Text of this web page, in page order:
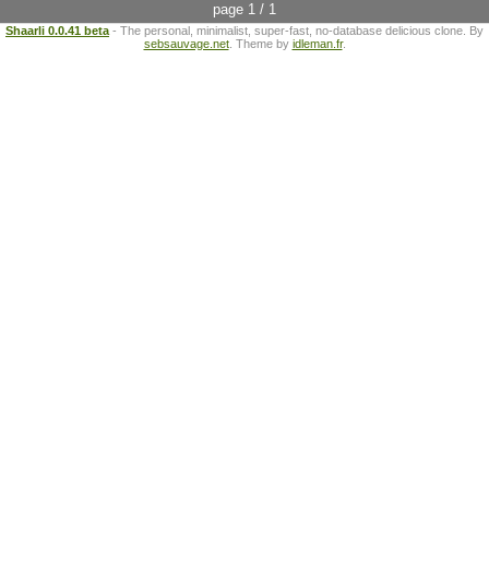
page 1 / 1
Shaarli 0.0.41 beta - The personal, minimalist, super-fast, no-database delicious clone. By
sebsauvage.net. Theme by idleman.fr.